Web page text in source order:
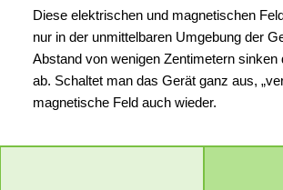
Körper auszuschließen, hat die
Kommission zum Schutz vor
Strahlung (ICNIRP) entsprechende
empfohlen. Diese werden von der WHO
vom Bundesamt für Strahlenschutz (BfS)
Immissionsschutzverordnung (BlmSchV)
Diese elektrischen und magnetischen
nur in der unmittelbaren Umgebung der
Abstand von wenigen Zentimetern sinken
ab. Schaltet man das Gerät ganz aus,
magnetische Feld auch wieder.